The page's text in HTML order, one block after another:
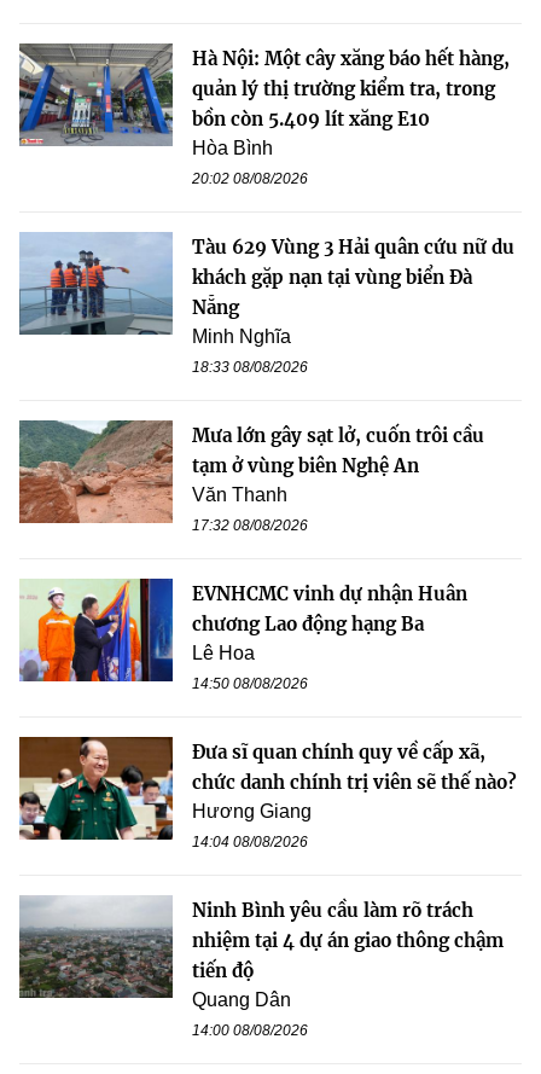
Hà Nội: Một cây xăng báo hết hàng,
quản lý thị trường kiểm tra, trong
bồn còn 5.409 lít xăng E10
Hòa Bình
20:02 08/08/2026
Tàu 629 Vùng 3 Hải quân cứu nữ du
khách gặp nạn tại vùng biển Đà
Nẵng
Minh Nghĩa
18:33 08/08/2026
Mưa lớn gây sạt lở, cuốn trôi cầu
tạm ở vùng biên Nghệ An
Văn Thanh
17:32 08/08/2026
EVNHCMC vinh dự nhận Huân
chương Lao động hạng Ba
Lê Hoa
14:50 08/08/2026
Đưa sĩ quan chính quy về cấp xã,
chức danh chính trị viên sẽ thế nào?
Hương Giang
14:04 08/08/2026
Ninh Bình yêu cầu làm rõ trách
nhiệm tại 4 dự án giao thông chậm
tiến độ
Quang Dân
14:00 08/08/2026